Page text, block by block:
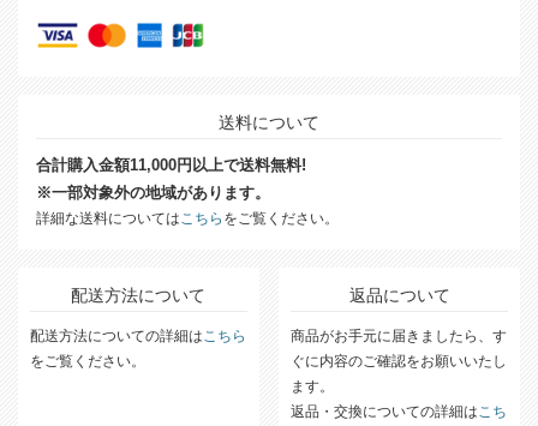
送料について
合計購入金額11,000円以上で送料無料!
※一部対象外の地域があります。
詳細な送料については こちら をご覧ください。
配送方法について
配送方法についての詳細は こちら
をご覧ください。
返品について
商品がお手元に届きましたら、す
ぐに内容のご確認をお願いいたし
ます。
返品・交換についての詳細は こち